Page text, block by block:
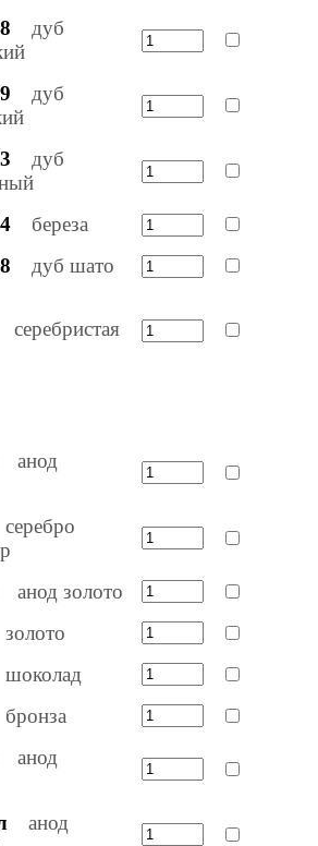
дуб
дуб
дуб
береза
дуб шато
серебристая
анод
серебро
анод золото
золото
шоколад
бронза
анод
анод